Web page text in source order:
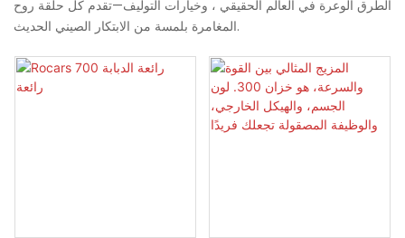
الطرق الوعرة في العالم الحقيقي ، وخيارات التوليف—تقدم كل حلقة روح
المغامرة بلمسة من الابتكار الصيني الحديث.